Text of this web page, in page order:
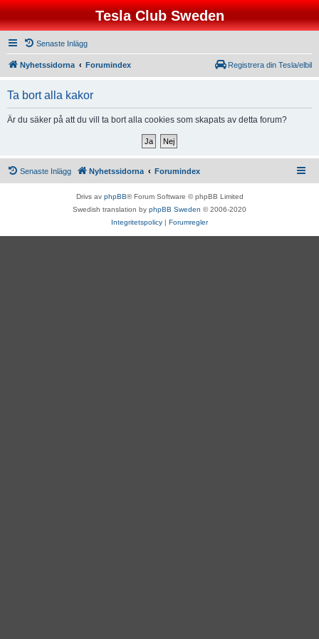
Tesla Club Sweden
Senaste Inlägg
Nyhetssidorna Forumindex Registrera din Tesla/elbil
Ta bort alla kakor
Är du säker på att du vill ta bort alla cookies som skapats av detta forum?
Senaste Inlägg Nyhetssidorna Forumindex
Drivs av phpBB® Forum Software © phpBB Limited
Swedish translation by phpBB Sweden © 2006-2020
Integritetspolicy | Forumregler